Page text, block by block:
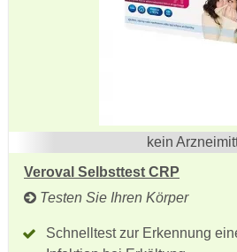
kein
Veroval Selbsttest CRP
Testen Sie Ihren Körper
Schnelltest zur Erkennung